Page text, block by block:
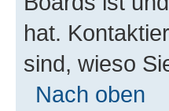
hat.
sind, wieso
Nach oben